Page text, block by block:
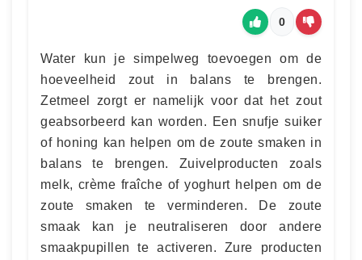
0
Water kun je simpelweg toevoegen om de
hoeveelheid zout in balans te brengen.
Zetmeel zorgt er namelijk voor dat het zout
geabsorbeerd kan worden. Een snufje suiker
of honing kan helpen om de zoute smaken in
balans te brengen. Zuivelproducten zoals
melk, crème fraîche of yoghurt helpen om de
zoute smaken te verminderen. De zoute
smaak kan je neutraliseren door andere
smaakpupillen te activeren. Zure producten